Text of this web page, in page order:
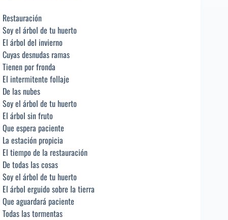
Restauración
Soy el árbol de tu huerto
El árbol del invierno
Cuyas desnudas ramas
Tienen por fronda
El intermitente follaje
De las nubes
Soy el árbol de tu huerto
El árbol sin fruto
Que espera paciente
La estación propicia
El tiempo de la restauración
De todas las cosas
Soy el árbol de tu huerto
El árbol erguido sobre la tierra
Que aguardará paciente
Todas las tormentas